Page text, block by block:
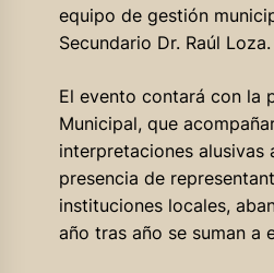
equipo de gestión
Secundario Dr. Raúl Loza.
El evento contará con la
Municipal, que
interpretaciones alusivas
presencia de
instituciones locales,
año tras año se suman a